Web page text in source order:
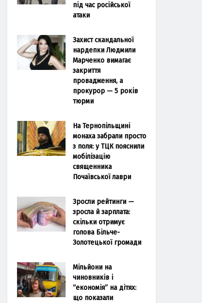
під час російської
атаки
Захист скандальної
нардепки Людмили
Марченко вимагає
закриття
провадження, а
прокурор — 5 років
тюрми
На Тернопільщині
монаха забрали просто
з поля: у ТЦК пояснили
мобілізацію
священника
Почаївської лаври
Зросли рейтинги —
зросла й зарплата:
скільки отримує
голова Більче-
Золотецької громади
Мільйони на
чиновників і
“економія” на дітях:
що показали